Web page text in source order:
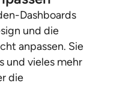
Dashboards
und die
anpassen. Sie
und vieles mehr
die